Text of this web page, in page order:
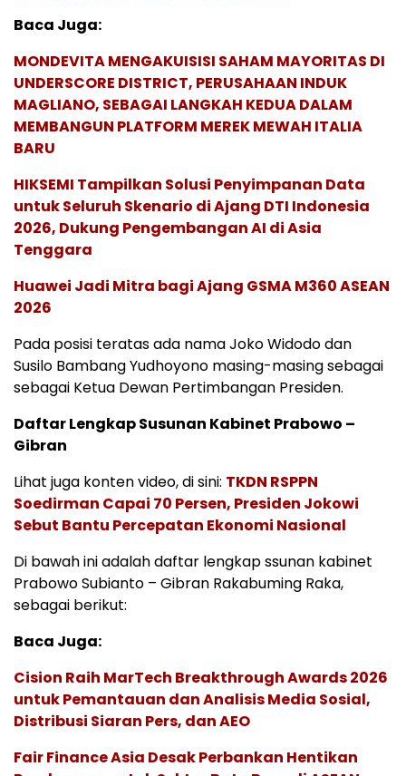
Baca Juga:
MONDEVITA MENGAKUISISI SAHAM MAYORITAS DI
UNDERSCORE DISTRICT, PERUSAHAAN INDUK
MAGLIANO, SEBAGAI LANGKAH KEDUA DALAM
MEMBANGUN PLATFORM MEREK MEWAH ITALIA
BARU
HIKSEMI Tampilkan Solusi Penyimpanan Data
untuk Seluruh Skenario di Ajang DTI Indonesia
2026, Dukung Pengembangan AI di Asia
Tenggara
Huawei Jadi Mitra bagi Ajang GSMA M360 ASEAN
2026
Pada posisi teratas ada nama Joko Widodo dan
Susilo Bambang Yudhoyono masing-masing sebagai
sebagai Ketua Dewan Pertimbangan Presiden.
Daftar Lengkap Susunan Kabinet Prabowo –
Gibran
Lihat juga konten video, di sini: TKDN RSPPN
Soedirman Capai 70 Persen, Presiden Jokowi
Sebut Bantu Percepatan Ekonomi Nasional
Di bawah ini adalah daftar lengkap ssunan kabinet
Prabowo Subianto – Gibran Rakabuming Raka,
sebagai berikut:
Baca Juga:
Cision Raih MarTech Breakthrough Awards 2026
untuk Pemantauan dan Analisis Media Sosial,
Distribusi Siaran Pers, dan AEO
Fair Finance Asia Desak Perbankan Hentikan